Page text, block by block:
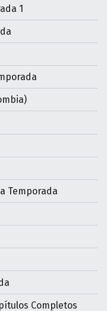
1
Temporada
Completos